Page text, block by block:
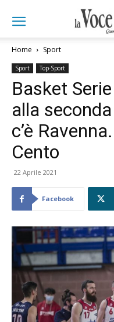
Home Sport
Sport Top-Sport
Basket
alla
c’è
Cento
22 Aprile 2021
Facebook